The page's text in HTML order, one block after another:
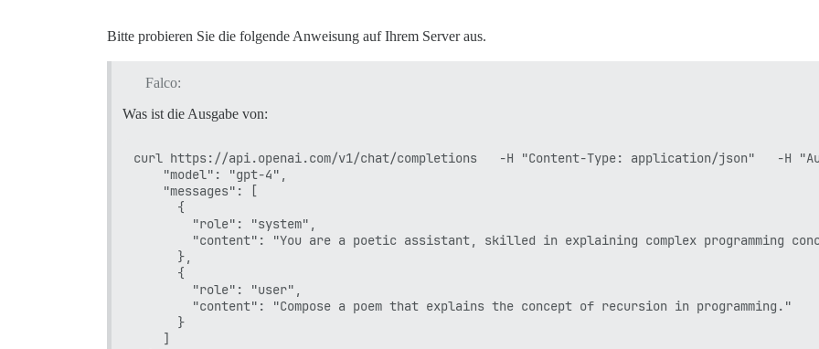
Bitte probieren Sie die folgende Anweisung auf Ihrem Server aus.
Falco:
Was ist die Ausgabe von:
curl https://api.openai.com/v1/chat/completions   -H "Content-Type: application/json"   -H
    "model": "gpt-4",
    "messages": [
      {
        "role": "system",
"content": "You are a poetic assistant, skilled in explaining complex programming
      },
      {
        "role": "user",
        "content": "Compose a poem that explains the concept of recursion in programming."
      }
    ]